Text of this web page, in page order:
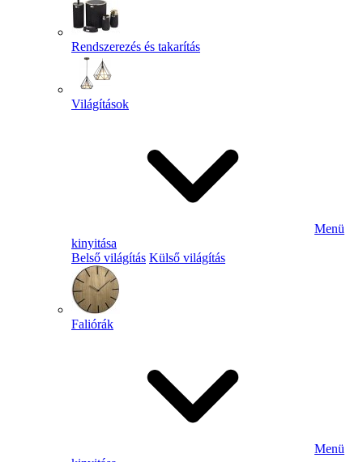
Rendszerezés és takarítás
Világítások
Menü
kinyitása
Belső világítás Külső világítás
Faliórák
Menü